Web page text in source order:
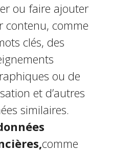
ou faire ajouter
contenu, comme
clés, des
ou de
et d’autres
similaires.
comme